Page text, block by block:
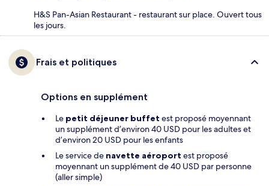
H&S Pan-Asian Restaurant - restaurant sur place. Ouvert tous
les jours.
Frais et politiques
Options en supplément
Le petit déjeuner buffet est proposé moyennant
un supplément d’environ 40 USD pour les adultes et
d’environ 20 USD pour les enfants
Le service de navette aéroport est proposé
moyennant un supplément de 40 USD par personne
(aller simple)